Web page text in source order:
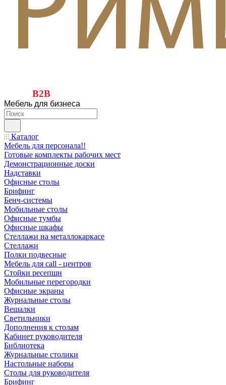
B2B
Мебель для бизнеса
Каталог
Мебель для персонала!!
Готовые комплекты рабочих мест
Демонстрационные доски
Надставки
Офисные столы
Брифинг
Бенч-системы
Мобильные столы
Офисные тумбы
Офисные шкафы
Стеллажи на металлокаркасе
Стеллажи
Полки подвесные
Мебель для call - центров
Стойки ресепшн
Мобильные перегородки
Офисные экраны
Журнальные столы
Вешалки
Светильники
Дополнения к столам
Кабинет руководителя
Библиотека
Журнальные столики
Настольные наборы
Столы для руководителя
Брифинг